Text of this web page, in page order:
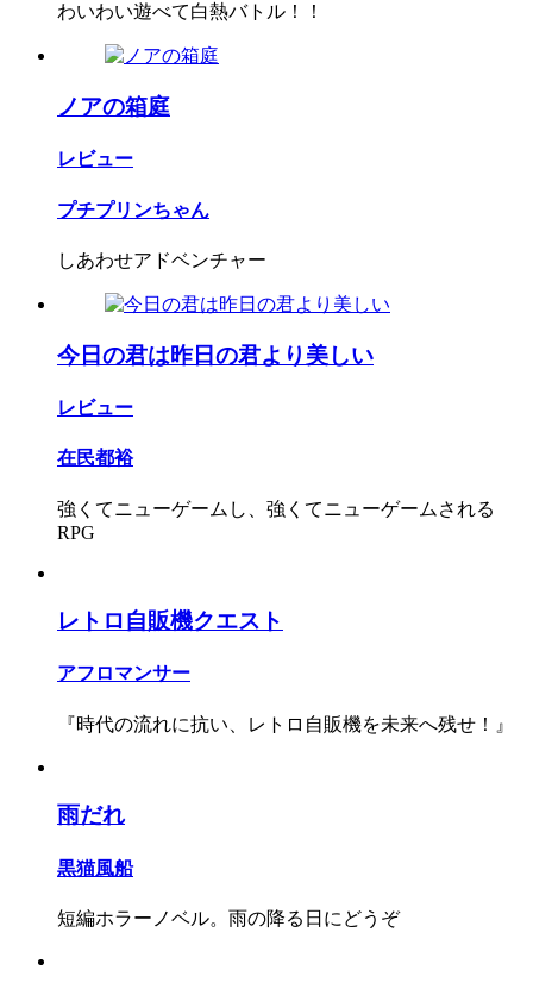
わいわい遊べて白熱バトル！！
ノアの箱庭
レビュー
プチプリンちゃん
しあわせアドベンチャー
今日の君は昨日の君より美しい
レビュー
在民都裕
強くてニューゲームし、強くてニューゲームされる
RPG
レトロ自販機クエスト
アフロマンサー
『時代の流れに抗い、レトロ自販機を未来へ残せ！』
雨だれ
黒猫風船
短編ホラーノベル。雨の降る日にどうぞ